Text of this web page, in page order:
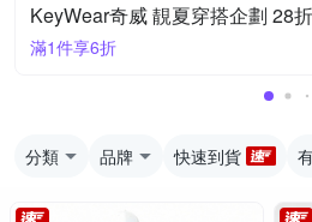
KeyWear奇威 靚夏穿搭企劃 28
滿1件享6折
分類 品牌 快速到貨